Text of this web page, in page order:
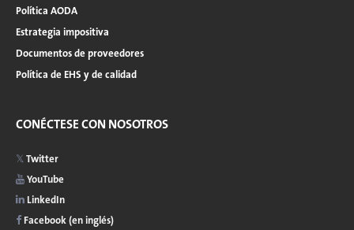
Política AODA
Estrategia impositiva
Documentos de proveedores
Política de EHS y de calidad
CONÉCTESE CON NOSOTROS
Twitter
YouTube
LinkedIn
Facebook (en inglés)